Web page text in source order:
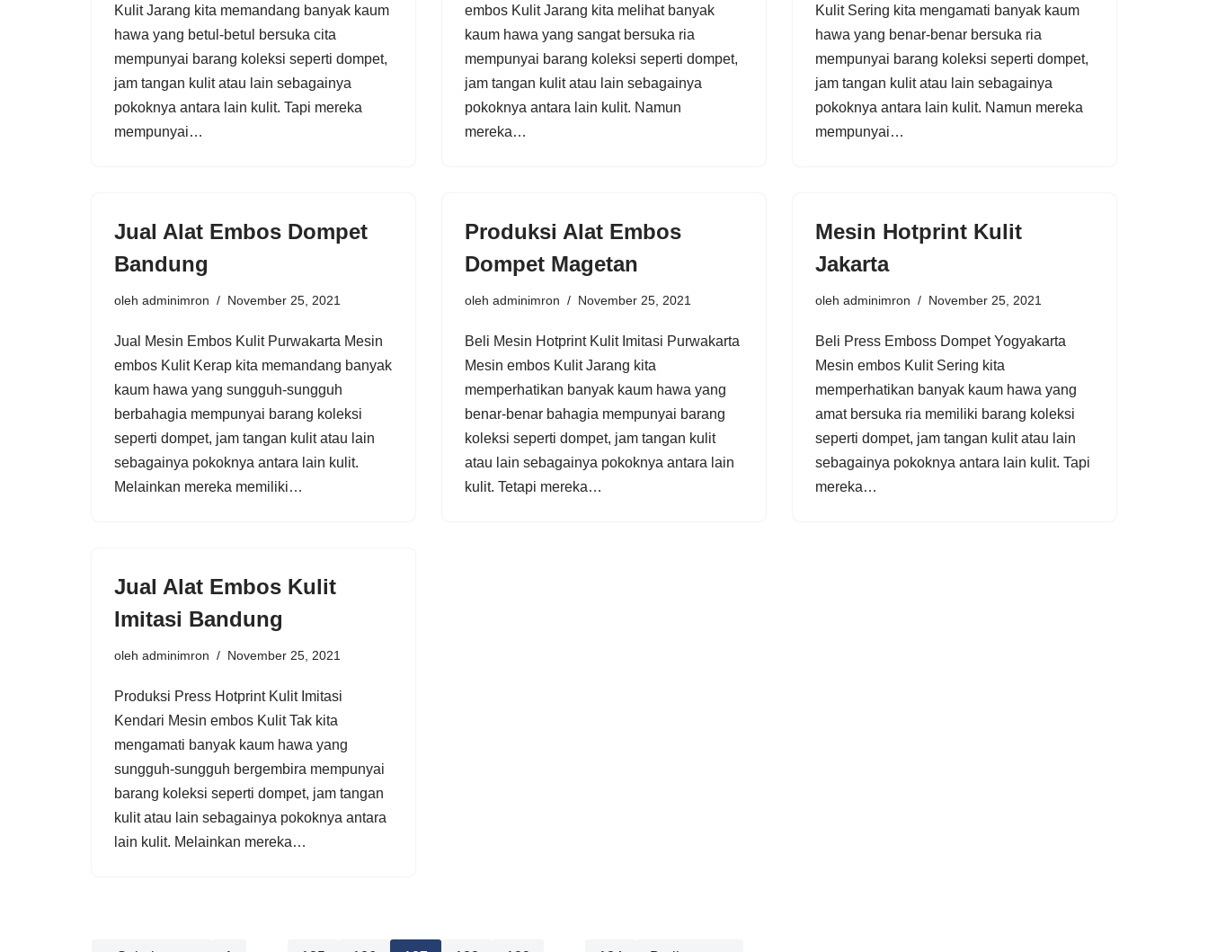
Kulit Jarang kita memandang banyak kaum
hawa yang betul-betul bersuka cita
mempunyai barang koleksi seperti dompet,
jam tangan kulit atau lain sebagainya
pokoknya antara lain kulit. Tapi mereka
mempunyai…
embos Kulit Jarang kita melihat banyak
kaum hawa yang sangat bersuka ria
mempunyai barang koleksi seperti dompet,
jam tangan kulit atau lain sebagainya
pokoknya antara lain kulit. Namun
mereka…
Kulit Sering kita mengamati banyak kaum
hawa yang benar-benar bersuka ria
mempunyai barang koleksi seperti dompet,
jam tangan kulit atau lain sebagainya
pokoknya antara lain kulit. Namun mereka
mempunyai…
Jual Alat Embos Dompet
Bandung
oleh adminimron November 25, 2021
Jual Mesin Embos Kulit Purwakarta Mesin
embos Kulit Kerap kita memandang banyak
kaum hawa yang sungguh-sungguh
berbahagia mempunyai barang koleksi
seperti dompet, jam tangan kulit atau lain
sebagainya pokoknya antara lain kulit.
Melainkan mereka memiliki…
Produksi Alat Embos
Dompet Magetan
oleh adminimron November 25, 2021
Beli Mesin Hotprint Kulit Imitasi Purwakarta
Mesin embos Kulit Jarang kita
memperhatikan banyak kaum hawa yang
benar-benar bahagia mempunyai barang
koleksi seperti dompet, jam tangan kulit
atau lain sebagainya pokoknya antara lain
kulit. Tetapi mereka…
Mesin Hotprint Kulit
Jakarta
oleh adminimron November 25, 2021
Beli Press Emboss Dompet Yogyakarta
Mesin embos Kulit Sering kita
memperhatikan banyak kaum hawa yang
amat bersuka ria memiliki barang koleksi
seperti dompet, jam tangan kulit atau lain
sebagainya pokoknya antara lain kulit. Tapi
mereka…
Jual Alat Embos Kulit
Imitasi Bandung
oleh adminimron November 25, 2021
Produksi Press Hotprint Kulit Imitasi
Kendari Mesin embos Kulit Tak kita
mengamati banyak kaum hawa yang
sungguh-sungguh bergembira mempunyai
barang koleksi seperti dompet, jam tangan
kulit atau lain sebagainya pokoknya antara
lain kulit. Melainkan mereka…